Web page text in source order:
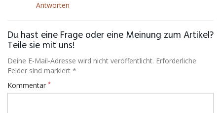
Antworten
Du hast eine Frage oder eine Meinung zum Artikel?
Teile sie mit uns!
Deine E-Mail-Adresse wird nicht veröffentlicht. Erforderliche
Felder sind markiert *
Kommentar *